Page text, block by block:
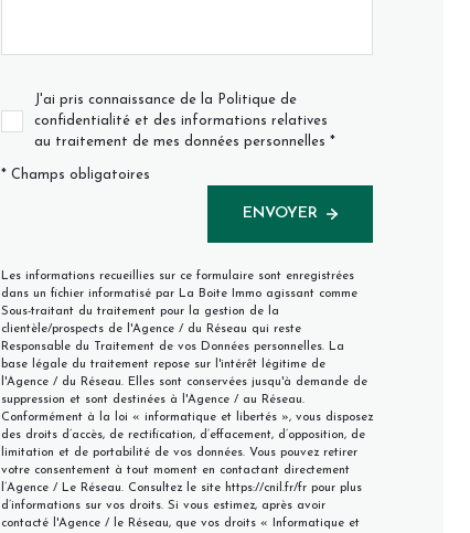
J'ai pris connaissance de la Politique de
confidentialité et des informations relatives
au traitement de mes données personnelles *
* Champs obligatoires
ENVOYER
Les informations recueillies sur ce formulaire sont enregistrées
dans un fichier informatisé par La Boite Immo agissant comme
Sous-traitant du traitement pour la gestion de la
clientèle/prospects de l'Agence / du Réseau qui reste
Responsable du Traitement de vos Données personnelles. La
base légale du traitement repose sur l'intérêt légitime de
l'Agence / du Réseau. Elles sont conservées jusqu'à demande de
suppression et sont destinées à l'Agence / au Réseau.
Conformément à la loi « informatique et libertés », vous disposez
des droits d’accès, de rectification, d’effacement, d’opposition, de
limitation et de portabilité de vos données. Vous pouvez retirer
votre consentement à tout moment en contactant directement
l’Agence / Le Réseau. Consultez le site https://cnil.fr/frpour plus
d’informations sur vos droits. Si vous estimez, après avoir
contacté l'Agence / le Réseau, que vos droits « Informatique et